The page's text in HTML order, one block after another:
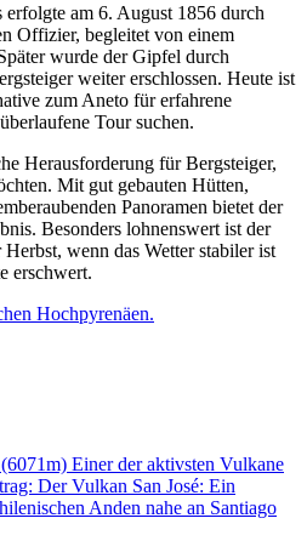
erfolgte am 6. August 1856 durch
Offizier, begleitet von einem
wurde der Gipfel durch
weiter erschlossen. Heute ist
zum Aneto für erfahrene
Tour suchen.
Herausforderung für Bergsteiger,
Mit gut gebauten Hütten,
Panoramen bietet der
Besonders lohnenswert ist der
wenn das Wetter stabiler ist
erschwert.
Hochpyrenäen.
Einer der aktivsten Vulkane
Der Vulkan San José: Ein
Anden nahe an Santiago